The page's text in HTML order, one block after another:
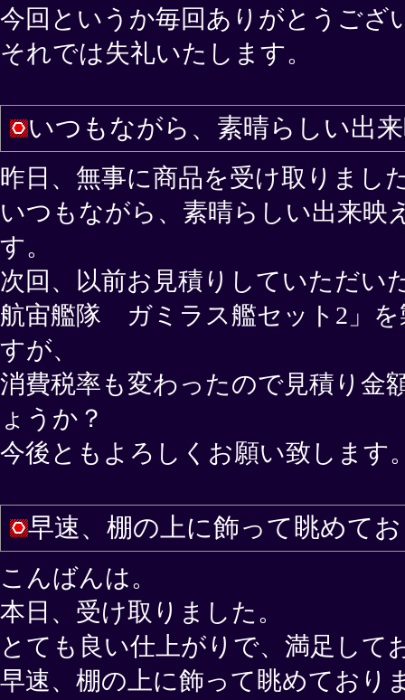
今回というか毎回ありがとうござ
それでは失礼いたします。
いつもながら、素晴らしい出
昨日、無事に商品を受け取りまし
いつもながら、素晴らしい出来映
す。
次回、以前お見積りしていただい
航宙艦隊 ガミラス艦セット2」を
すが、
消費税率も変わったので見積り金
ょうか？
今後ともよろしくお願い致します
早速、棚の上に飾って眺めて
こんばんは。
本日、受け取りました。
とても良い仕上がりで、満足して
早速、棚の上に飾って眺めており